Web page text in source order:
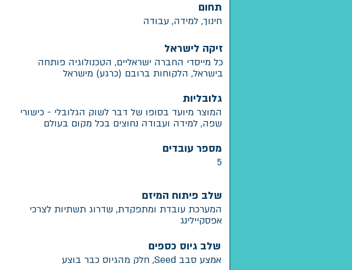
תחום
חינוך, למידה, עבודה
זיקה לישראל
כל מייסדי החברה ישראליים, הטכנולוגיה פותחה
בישראל, הלקוחות ברובם (כרגע) מישראל
גלובליות
המוצר מיועד בסופו של דבר לשוק הגלובלי - כישורי
שפה, למידה ועבודה נחוצים בכל מקום בעולם
מספר עובדים
5
שלב פיתוח המיזם
המערכת עובדת ומתפקדת, שדרוג תשתיות לצרכי
אפסקיילינג
שלב גיוס כספים
אמצע סבב Seed, חלק מהגיוס כבר בוצע